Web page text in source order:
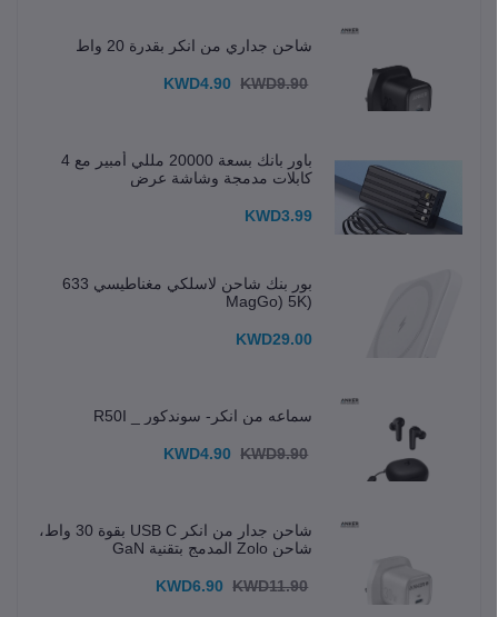
شاحن جداري من انكر بقدرة 20 واط
KWD4.90 KWD9.90
باور بانك بسعة 20000 مللي أمبير مع 4
كابلات مدمجة وشاشة عرض
KWD3.99
بور بنك شاحن لاسلكي مغناطيسي 633
(MagGo) 5K
KWD29.00
سماعه من انكر- سوندكور _ R50I
KWD4.90 KWD9.90
شاحن جدار من انكر USB C بقوة 30 واط،
شاحن Zolo المدمج بتقنية GaN
KWD6.90 KWD11.90